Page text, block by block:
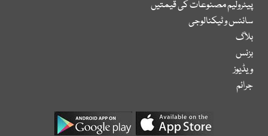
پیٹرولیم مصنوعات کی قیمتیں
سائنس و ٹیکنالوجی
بلاگ
بزنس
ویڈیوز
جرائم